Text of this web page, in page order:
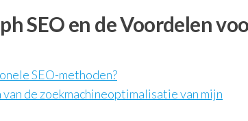
SEO en de Voordelen
SEO-methoden?
de zoekmachineoptimalisatie van mijn